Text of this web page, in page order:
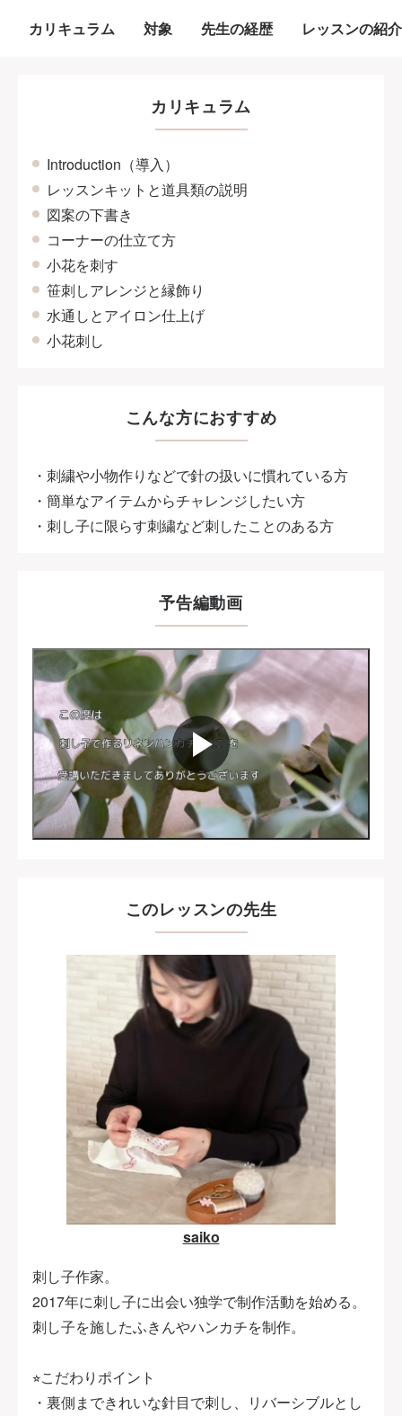
カリキュラム 対象 先生の経歴 レッスンの紹介
カリキュラム
Introduction（導入）
レッスンキットと道具類の説明
図案の下書き
コーナーの仕立て方
小花を刺す
笹刺しアレンジと縁飾り
水通しとアイロン仕上げ
小花刺し
こんな方におすすめ
・刺繍や小物作りなどで針の扱いに慣れている方
・簡単なアイテムからチャレンジしたい方
・刺し子に限らす刺繍など刺したことのある方
予告編動画
このレッスンの先生
saiko
刺し子作家。
2017年に刺し子に出会い独学で制作活動を始める。
刺し子を施したふきんやハンカチを制作。
⭐︎こだわりポイント
・裏側まできれいな針目で刺し、リバーシブルとし